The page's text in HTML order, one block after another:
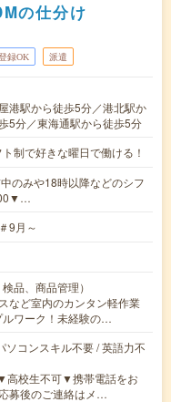
の仕分け
録OK 派遣
港駅から徒歩5分／港北駅か
5分／東海通駅から徒歩5分
制で好きな曜日で働ける！
のみや18時以降などのシフ
9月～
品、商品管理）
など室内のカンタン軽作業
ルワーク！未経験の…
ソコンスキル不要 / 英語力不
校生不可▼携帯電話をお
募後のご連絡はメ…